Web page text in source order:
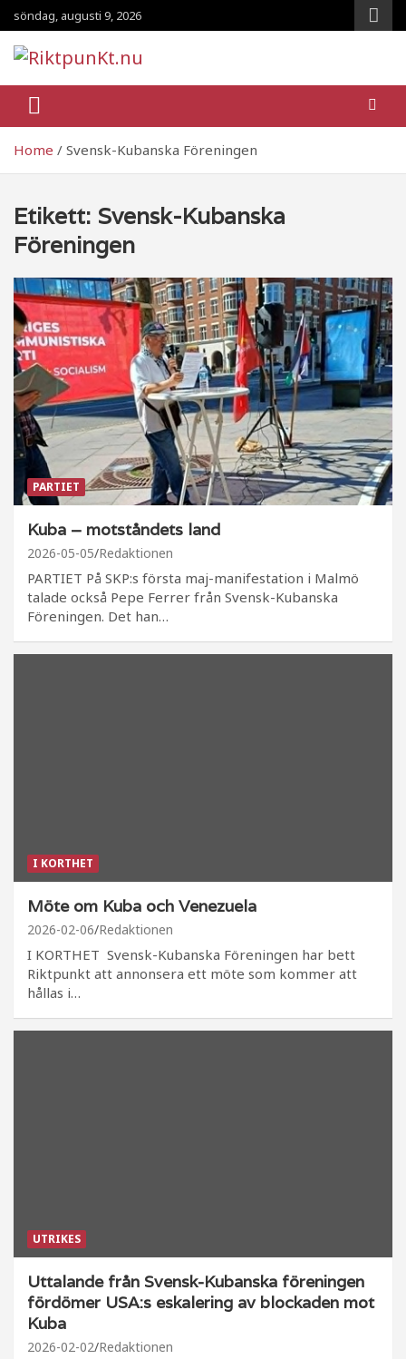
Skip
to
content
söndag, augusti 9, 2026
RiktpunKt.nu
Home Svensk-Kubanska Föreningen
Etikett: Svensk-Kubanska
Föreningen
PARTIET
Kuba – motståndets land
2026-05-05 Redaktionen
PARTIET På SKP:s första maj-manifestation i Malmö
talade också Pepe Ferrer från Svensk-Kubanska
Föreningen. Det han…
I KORTHET
Möte om Kuba och Venezuela
2026-02-06 Redaktionen
I KORTHET Svensk-Kubanska Föreningen har bett
Riktpunkt att annonsera ett möte som kommer att
hållas i…
UTRIKES
Uttalande från Svensk-Kubanska föreningen
fördömer USA:s eskalering av blockaden mot
Kuba
2026-02-02 Redaktionen